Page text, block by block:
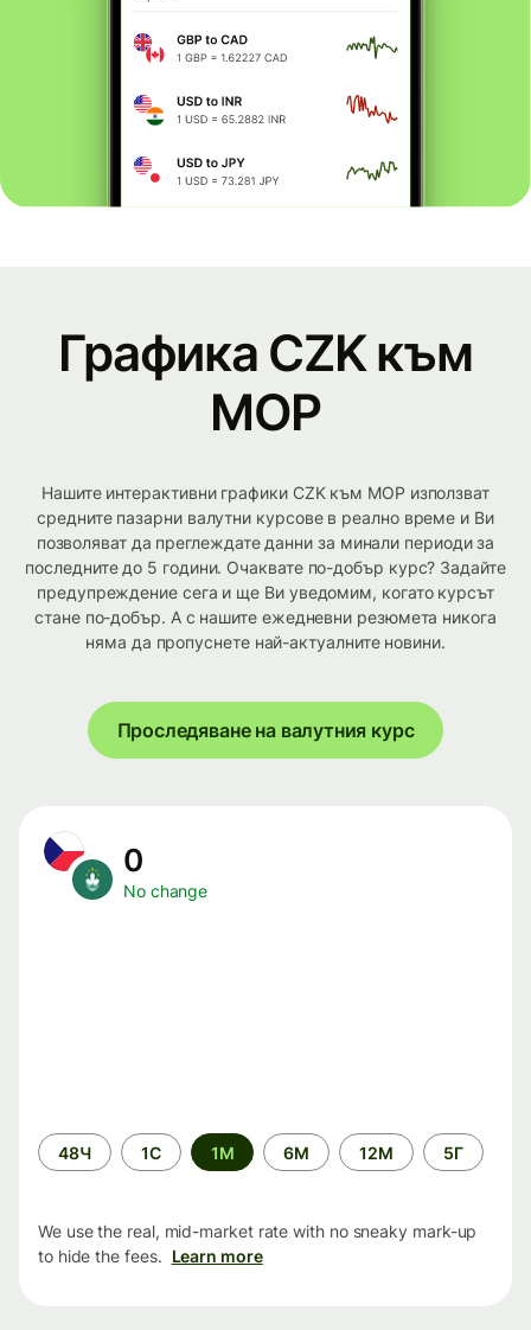
Графика CZK към
MOP
Нашите интерактивни графики CZK към MOP използват
средните пазарни валутни курсове в реално време и Ви
позволяват да преглеждате данни за минали периоди за
последните до 5 години. Очаквате по-добър курс? Задайте
предупреждение сега и ще Ви уведомим, когато курсът
стане по-добър. А с нашите ежедневни резюмета никога
няма да пропуснете най-актуалните новини.
Проследяване на валутния курс
0
No change
Time
period
48Ч 1С 1М 6М 12М 5Г
We use the real, mid-market rate with no sneaky mark-up
to hide the fees. Learn more